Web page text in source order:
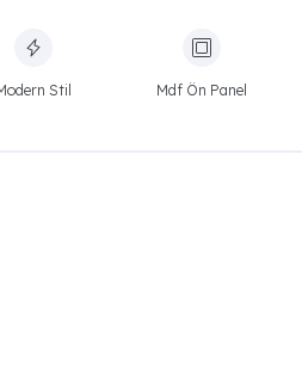
Stil Mdf Ön Panel